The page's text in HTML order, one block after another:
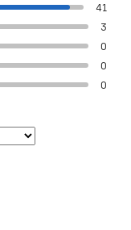
0
0
0
3
41